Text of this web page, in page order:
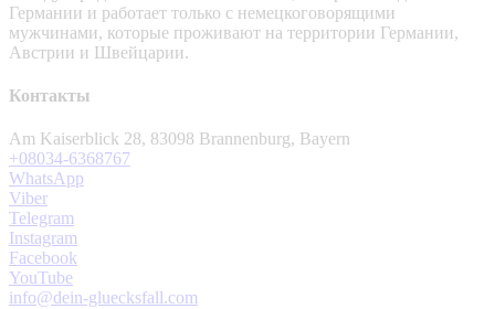
Германии и работает только с немецкоговорящими
мужчинами, которые проживают на территории Германии,
Австрии и Швейцарии.
Контакты
Am Kaiserblick 28, 83098 Brannenburg, Bayern
+08034-6368767
WhatsApp
Viber
Telegram
Instagram
Facebook
YouTube
info@dein-gluecksfall.com